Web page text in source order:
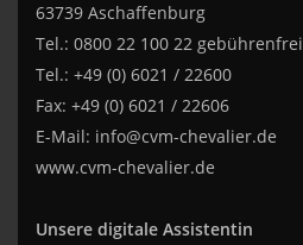
63739 Aschaffenburg
Tel.: 0800 22 100 22 gebührenfrei
Tel.: +49 (0) 6021 / 22600
Fax: +49 (0) 6021 / 22606
E-Mail: info@cvm-chevalier.de
www.cvm-chevalier.de
Unsere digitale Assistentin